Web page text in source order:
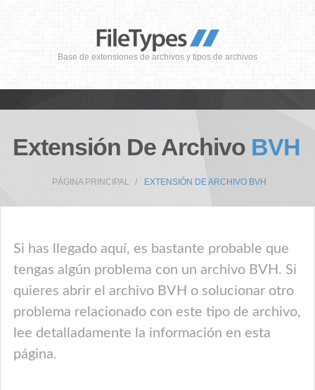
Base de extensiones de archivos y tipos de archivos
Extensión De Archivo BVH
PÁGINA PRINCIPAL EXTENSIÓN DE ARCHIVO BVH
Si has llegado aquí, es bastante probable que
tengas algún problema con un archivo BVH. Si
quieres abrir el archivo BVH o solucionar otro
problema relacionado con este tipo de archivo,
lee detalladamente la información en esta
página.